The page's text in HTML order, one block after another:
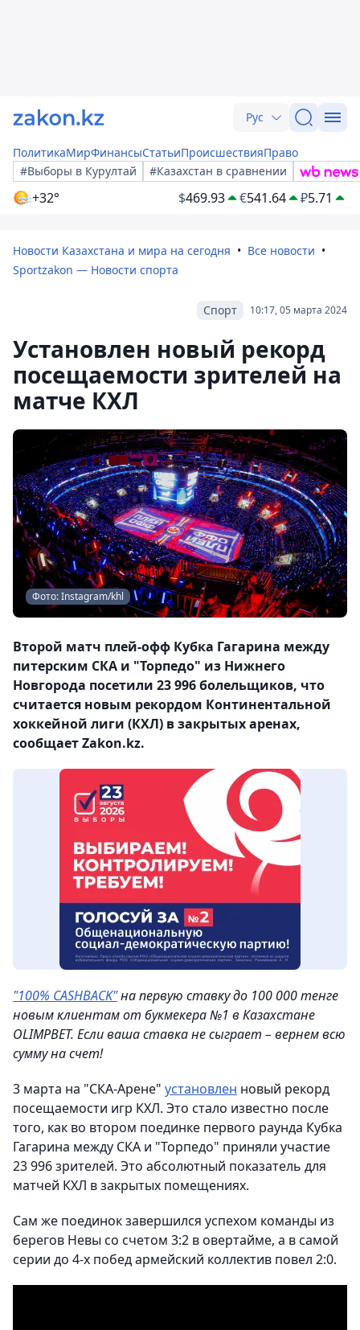
Рус
ПолитикаМирФинансыСтатьиПроисшествияПраво
#Выборы в Курултай
#Казахстан в сравнении
+32° $469.93 €541.64 ₽5.71
Новости Казахстана и мира на сегодня
Все новости
Sportzakon — Новости спорта
10:17, 05 марта 2024
Спорт
Установлен новый рекорд
посещаемости зрителей на
матче КХЛ
Фото: Instagram/khl
Второй матч плей-офф Кубка Гагарина между
питерским СКА и "Торпедо" из Нижнего
Новгорода посетили 23 996 болельщиков, что
считается новым рекордом Континентальной
хоккейной лиги (КХЛ) в закрытых аренах,
сообщает Zakon.kz.
"100% CASHBACK"на первую ставку до 100 000 тенге
новым клиентам от букмекера №1 в Казахстане
OLIMPBET. Если ваша ставка не сыграет – вернем всю
сумму на счeт!
3 марта на "СКА-Арене" установлен новый рекорд
посещаемости игр КХЛ. Это стало известно после
того, как во втором поединке первого раунда Кубка
Гагарина между СКА и "Торпедо" приняли участие
23 996 зрителей. Это абсолютный показатель для
матчей КХЛ в закрытых помещениях.
Сам же поединок завершился успехом команды из
берегов Невы со счетом 3:2 в овертайме, а в самой
серии до 4-х побед армейский коллектив повел 2:0.